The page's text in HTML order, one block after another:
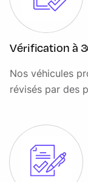
Pare-soleil
Pavillon
Phares Matrix
Pro Services
Radio
Régulateur de
Vérification à
Nos véhicules
révisés par des